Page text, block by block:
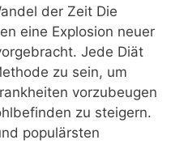
der Zeit Die
eine Explosion neuer
Jede Diät
zu sein, um
vorzubeugen
zu steigern.
populärsten